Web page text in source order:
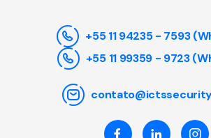
+55 11 94235 - 7593
+55 11 99359 - 9723